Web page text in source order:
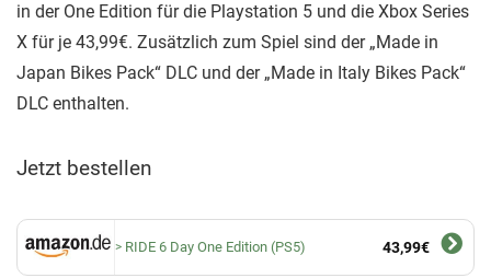
in der One Edition für die Playstation 5 und die Xbox Series
X für je 43,99€. Zusätzlich zum Spiel sind der „Made in
Japan Bikes Pack“ DLC und der „Made in Italy Bikes Pack“
DLC enthalten.
Jetzt bestellen
RIDE 6 Day One Edition (PS5) 43,99€